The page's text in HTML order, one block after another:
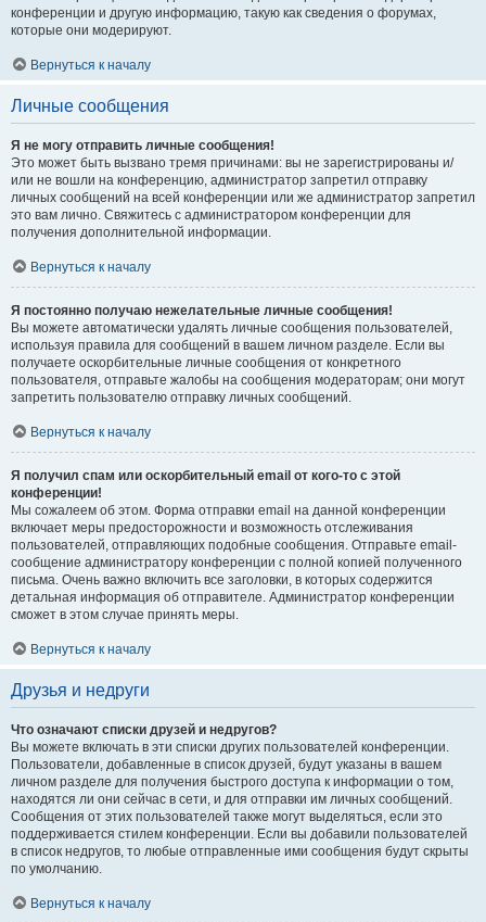
конференции и другую информацию, такую как сведения о форумах,
которые они модерируют.
Вернуться к началу
Личные сообщения
Я не могу отправить личные сообщения!
Это может быть вызвано тремя причинами: вы не зарегистрированы и/
или не вошли на конференцию, администратор запретил отправку
личных сообщений на всей конференции или же администратор запретил
это вам лично. Свяжитесь с администратором конференции для
получения дополнительной информации.
Вернуться к началу
Я постоянно получаю нежелательные личные сообщения!
Вы можете автоматически удалять личные сообщения пользователей,
используя правила для сообщений в вашем личном разделе. Если вы
получаете оскорбительные личные сообщения от конкретного
пользователя, отправьте жалобы на сообщения модераторам; они могут
запретить пользователю отправку личных сообщений.
Вернуться к началу
Я получил спам или оскорбительный email от кого-то с этой
конференции!
Мы сожалеем об этом. Форма отправки email на данной конференции
включает меры предосторожности и возможность отслеживания
пользователей, отправляющих подобные сообщения. Отправьте email-
сообщение администратору конференции с полной копией полученного
письма. Очень важно включить все заголовки, в которых содержится
детальная информация об отправителе. Администратор конференции
сможет в этом случае принять меры.
Вернуться к началу
Друзья и недруги
Что означают списки друзей и недругов?
Вы можете включать в эти списки других пользователей конференции.
Пользователи, добавленные в список друзей, будут указаны в вашем
личном разделе для получения быстрого доступа к информации о том,
находятся ли они сейчас в сети, и для отправки им личных сообщений.
Сообщения от этих пользователей также могут выделяться, если это
поддерживается стилем конференции. Если вы добавили пользователей
в список недругов, то любые отправленные ими сообщения будут скрыты
по умолчанию.
Вернуться к началу